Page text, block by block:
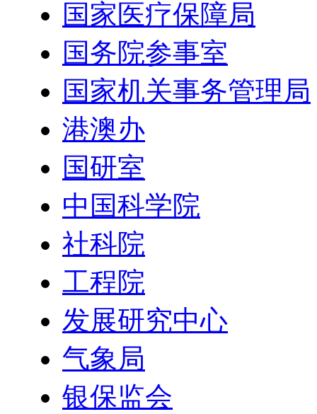
国家医疗保障局
国务院参事室
国家机关事务管理局
港澳办
国研室
中国科学院
社科院
工程院
发展研究中心
气象局
银保监会